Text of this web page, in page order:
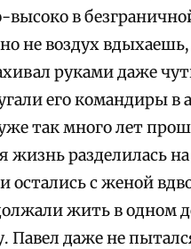
высоко в
не воздух
руками даже
его командиры
так много лет
жизнь разделилась
остались с женой
жить в одном
Павел даже не